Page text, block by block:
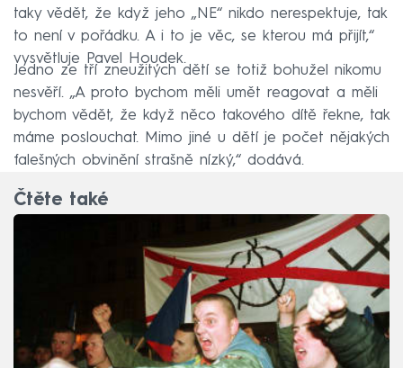
taky vědět, že když jeho „NE“ nikdo nerespektuje, tak
to není v pořádku. A i to je věc, se kterou má přijít,“
vysvětluje Pavel Houdek.
Jedno ze tří zneužitých dětí se totiž bohužel nikomu
nesvěří. „A proto bychom měli umět reagovat a měli
bychom vědět, že když něco takového dítě řekne, tak
máme poslouchat. Mimo jiné u dětí je počet nějakých
falešných obvinění strašně nízký,“ dodává.
Čtěte také